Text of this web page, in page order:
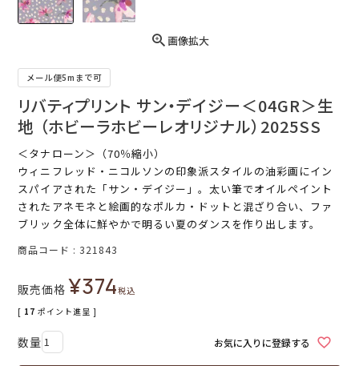
画像拡大
メール便5mまで可
リバティプリント サン・デイジー＜04GR＞生
地 （ホビーラホビーレオリジナル）2025SS
＜タナローン＞（70％縮小）
ウィニフレッド・ニコルソンの印象派スタイルの油彩画にイン
スパイアされた「サン・デイジー」。太い筆でオイルペイント
されたアネモネと絵画的なポルカ・ドットと混ざり合い、ファ
ブリック全体に鮮やかで明るい夏のダンスを作り出します。
商品コード 321843
販売価格 ¥374税込
[ 17 ポイント進呈 ]
お気に入りに登録する